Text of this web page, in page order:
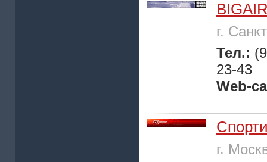
г.
Тел.:
23-43
Web-
г.